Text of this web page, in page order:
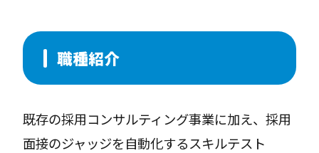
職種紹介
既存の採用コンサルティング事業に加え、採用
面接のジャッジを自動化するスキルテスト